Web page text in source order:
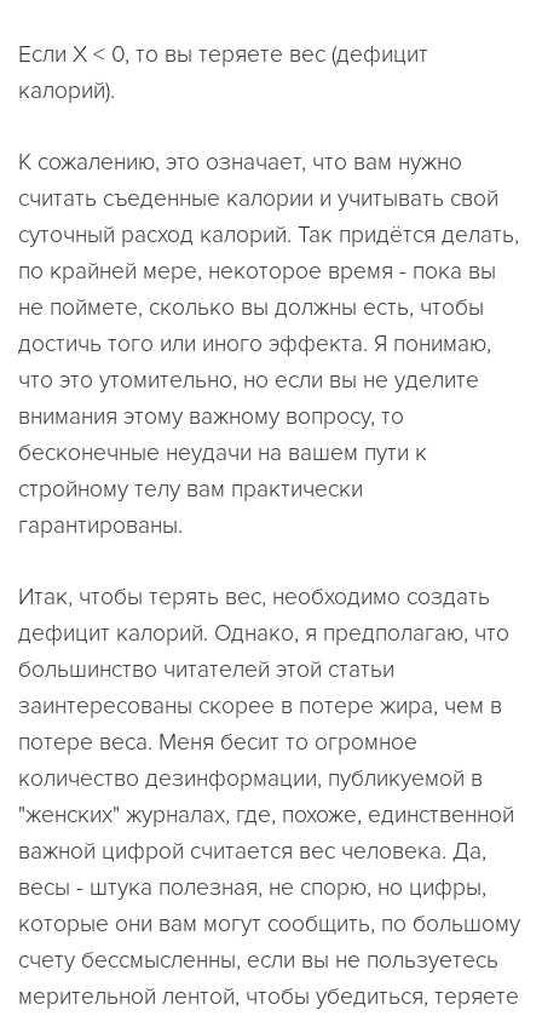
Если Х < 0, то вы теряете вес (дефицит
калорий).
К сожалению, это означает, что вам нужно
считать съеденные калории и учитывать свой
суточный расход калорий. Так придётся делать,
по крайней мере, некоторое время - пока вы
не поймете, сколько вы должны есть, чтобы
достичь того или иного эффекта. Я понимаю,
что это утомительно, но если вы не уделите
внимания этому важному вопросу, то
бесконечные неудачи на вашем пути к
стройному телу вам практически
гарантированы.
Итак, чтобы терять вес, необходимо создать
дефицит калорий. Однако, я предполагаю, что
большинство читателей этой статьи
заинтересованы скорее в потере жира, чем в
потере веса. Меня бесит то огромное
количество дезинформации, публикуемой в
"женских" журналах, где, похоже, единственной
важной цифрой считается вес человека. Да,
весы - штука полезная, не спорю, но цифры,
которые они вам могут сообщить, по большому
счету бессмысленны, если вы не пользуетесь
мерительной лентой, чтобы убедиться, теряете